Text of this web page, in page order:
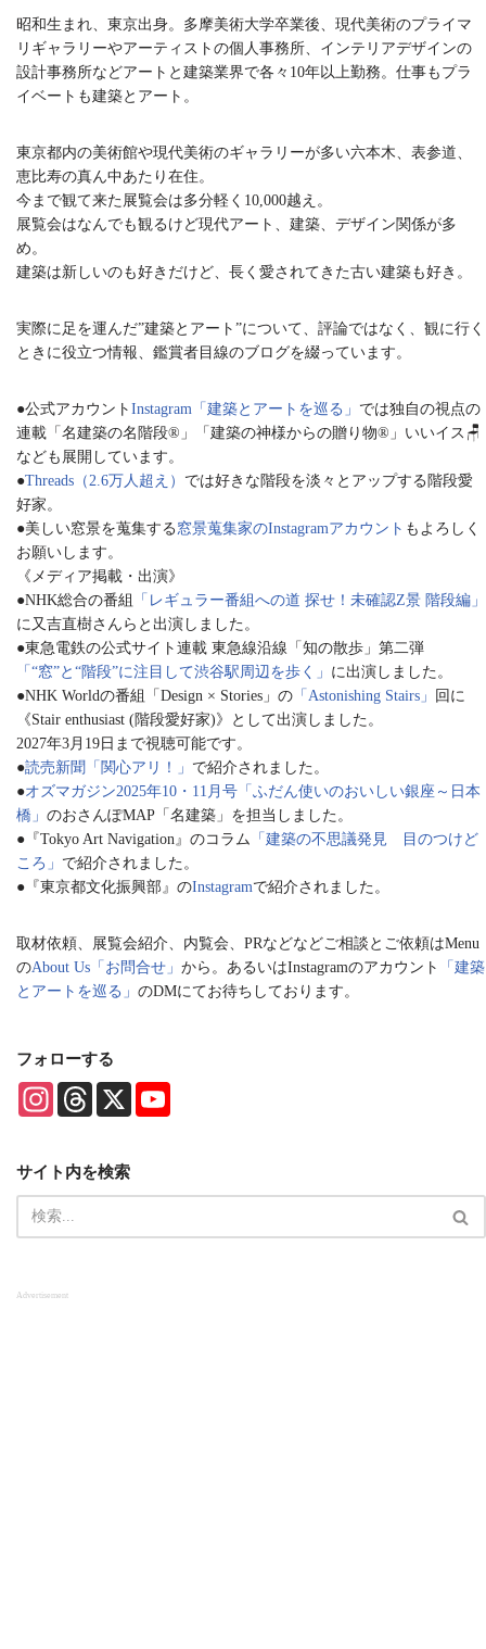
昭和生まれ、東京出身。多摩美術大学卒業後、現代美術のプライマ
リギャラリーやアーティストの個人事務所、インテリアデザインの
設計事務所などアートと建築業界で各々10年以上勤務。仕事もプラ
イベートも建築とアート。
東京都内の美術館や現代美術のギャラリーが多い六本木、表参道、
恵比寿の真ん中あたり在住。
今まで観て来た展覧会は多分軽く10,000越え。
展覧会はなんでも観るけど現代アート、建築、デザイン関係が多
め。
建築は新しいのも好きだけど、長く愛されてきた古い建築も好き。
実際に足を運んだ”建築とアート”について、評論ではなく、観に行く
ときに役立つ情報、鑑賞者目線のブログを綴っています。
●公式アカウント Instagram「建築とアートを巡る」 では独自の視点の
連載「名建築の名階段®︎」「建築の神様からの贈り物®︎」いいイス🪑
なども展開しています。
●Threads（2.6万人超え） では好きな階段を淡々とアップする階段愛
好家。
●美しい窓景を蒐集する 窓景蒐集家のInstagramアカウント もよろしく
お願いします。
《メディア掲載・出演》
●NHK総合の番組
「レギュラー番組への道 探せ！未確認Z景 階段編」
に又吉直樹さんらと出演しました。
●東急電鉄の公式サイト連載 東急線沿線「知の散歩」第二弾
「“窓”と“階段”に注目して渋谷駅周辺を歩く」 に出演しました。
●NHK Worldの番組「Design × Stories」の 「Astonishing Stairs」
回に
《Stair enthusiast (階段愛好家)》として出演しました。
2027年3月19日まで視聴可能です。
●読売新聞「関心アリ！」 で紹介されました。
●オズマガジン2025年10・11月号「ふだん使いのおいしい銀座～日本
橋」 のおさんぽMAP「名建築」を担当しました。
●『Tokyo Art Navigation』のコラム 「建築の不思議発見 目のつけど
ころ」 で紹介されました。
●『東京都文化振興部』のInstagramで紹介されました。
取材依頼、展覧会紹介、内覧会、PRなどなどご相談とご依頼はMenu
のAbout Us「お問合せ」 から。あるいはInstagramのアカウント
「建築
とアートを巡る」 のDMにてお待ちしております。
フォローする
I
g
r
a
T
d
s
X
e
サイト内を検索
Advertisement